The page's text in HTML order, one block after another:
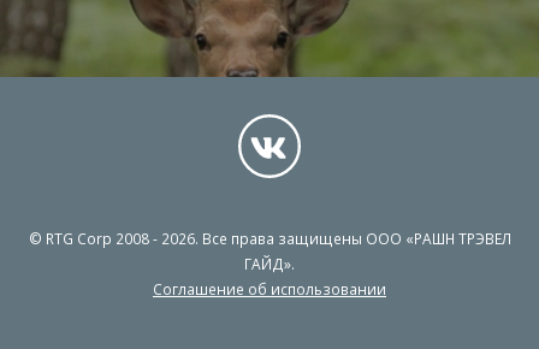
© RTG Corp 2008 - 2026. Все права защищены ООО «РАШН ТРЭВЕЛ
ГАЙД».
Соглашение об использовании